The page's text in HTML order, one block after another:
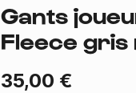
Gants
Fleece gris
35,00 €